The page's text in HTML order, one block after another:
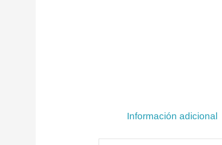
Información adicional